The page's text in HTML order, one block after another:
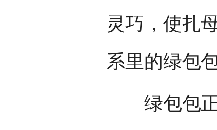
灵巧，使扎
系里的绿包
绿包包正